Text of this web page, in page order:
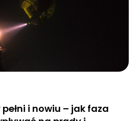
i nowiu – jak faza